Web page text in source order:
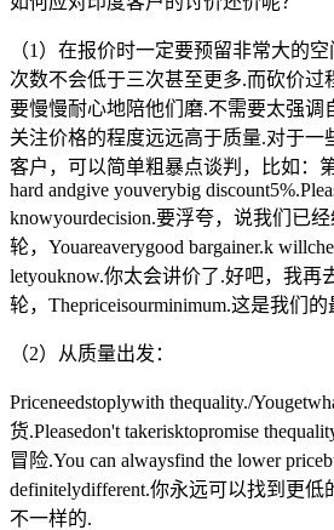
（1）在报价时一定要预留非常大的
次数不会低于三次甚至更多.而砍价过
要慢慢耐心地陪他们磨.不需要太强调
关注价格的程度远远高于质量.对于一
客户，可以简单粗暴点谈判，比如：
hard andgive youverybig
knowyourdecision.要浮夸，说我们已
轮，Youareaverygood bargainer.k
letyouknow.你太会讲价了.好吧，我再
轮，Thepriceisourminimum.这是我们
（2）从质量出发：
Priceneedstoplywith thequality./
货.Pleasedon't takerisktopromise
冒险.You can alwaysfind the lower
definitelydifferent.你永远可以找到更
不一样的.